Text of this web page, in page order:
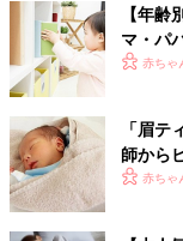
【年
マ・パ
赤ちゃ
「眉
師から
に立ち
赤ちゃ